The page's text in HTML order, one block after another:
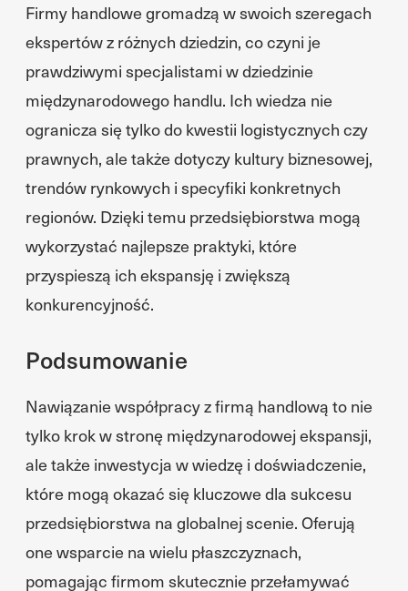
Firmy handlowe gromadzą w swoich szeregach
ekspertów z różnych dziedzin, co czyni je
prawdziwymi specjalistami w dziedzinie
międzynarodowego handlu. Ich wiedza nie
ogranicza się tylko do kwestii logistycznych czy
prawnych, ale także dotyczy kultury biznesowej,
trendów rynkowych i specyfiki konkretnych
regionów. Dzięki temu przedsiębiorstwa mogą
wykorzystać najlepsze praktyki, które
przyspieszą ich ekspansję i zwiększą
konkurencyjność.
Podsumowanie
Nawiązanie współpracy z firmą handlową to nie
tylko krok w stronę międzynarodowej ekspansji,
ale także inwestycja w wiedzę i doświadczenie,
które mogą okazać się kluczowe dla sukcesu
przedsiębiorstwa na globalnej scenie. Oferują
one wsparcie na wielu płaszczyznach,
pomagając firmom skutecznie przełamywać